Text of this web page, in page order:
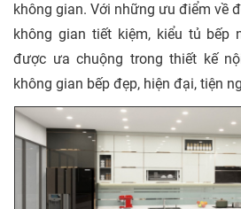
không gian. Với những ưu điểm về
không gian tiết kiệm, kiểu tủ bếp
được ưa chuộng trong thiết kế
không gian bếp đẹp, hiện đại, tiện